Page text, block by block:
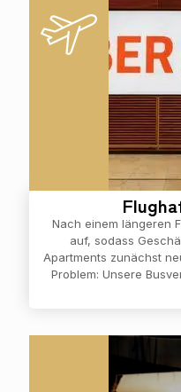
Nach einem längeren
auf, sodass
Apartments zunächst
Problem: Unsere